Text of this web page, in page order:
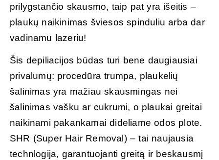
prilygstančio skausmo, taip pat yra išeitis –
plaukų naikinimas šviesos spinduliu arba dar
vadinamu lazeriu!
Šis depiliacijos būdas turi bene daugiausiai
privalumų: procedūra trumpa, plaukelių
šalinimas yra mažiau skausmingas nei
šalinimas vašku ar cukrumi, o plaukai greitai
naikinami pakankamai dideliame odos plote.
SHR (Super Hair Removal) – tai naujausia
technlogija, garantuojanti greitą ir beskausmį